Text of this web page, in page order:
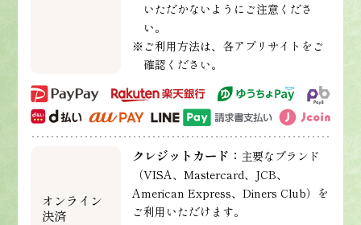
いただかないようにご注意くださ
い。
※ご利用方法は、各アプリサイトをご
確認ください。
オンライン
決済
クレジットカード： 主要なブランド
（VISA、Mastercard、JCB、
American Express、Diners Club）を
ご利用いただけます。